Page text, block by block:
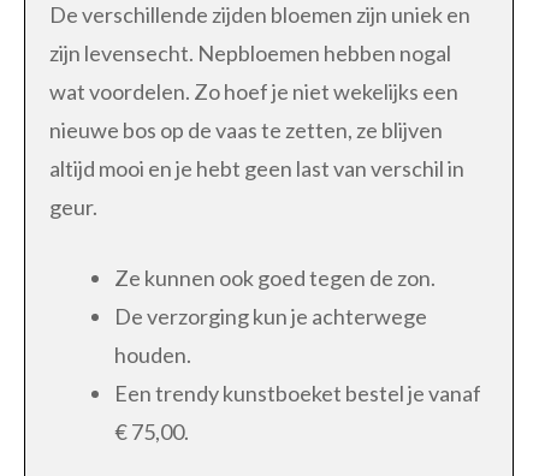
De verschillende zijden bloemen zijn uniek en
zijn levensecht. Nepbloemen hebben nogal
wat voordelen. Zo hoef je niet wekelijks een
nieuwe bos op de vaas te zetten, ze blijven
altijd mooi en je hebt geen last van verschil in
geur.
Ze kunnen ook goed tegen de zon.
De verzorging kun je achterwege
houden.
Een trendy kunstboeket bestel je vanaf
€ 75,00.